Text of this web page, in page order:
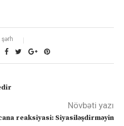
şərh
Növbəti yazı
reaksiyasi: Siyasiləşdirməyin